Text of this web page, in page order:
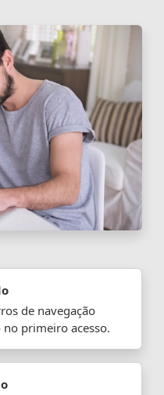
de navegação
primeiro acesso.